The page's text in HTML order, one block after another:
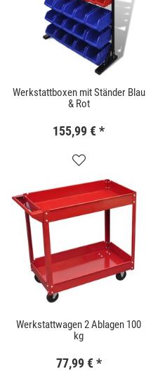
Werkstattboxen mit Ständer Blau
& Rot
155,99 €*
Werkstattwagen 2 Ablagen 100
kg
77,99 € *